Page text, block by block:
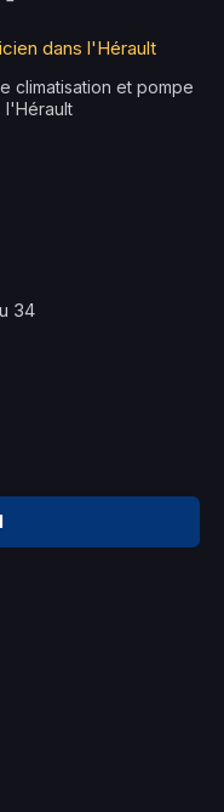
dans l'Hérault
climatisation et pompe
l'Hérault
34